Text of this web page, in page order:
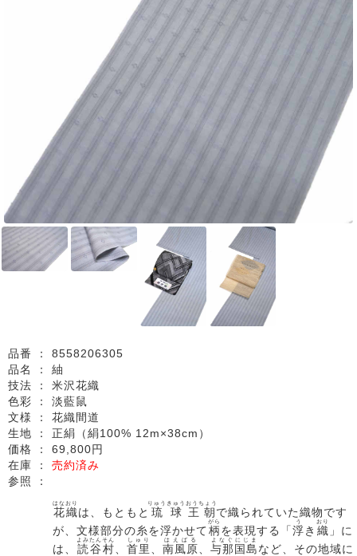
品番 ： 8558206305
品名 ： 紬
技法 ： 米沢花織
色彩 ： 淡藍鼠
文様 ： 花織間道
生地 ： 正絹（絹100% 12m×38cm）
価格 ： 69,800円
在庫 ： 売約済み
参照 ：
花織
はなおり
は、もともと 琉球
りゅうきゅう
王朝
おうちょう
で織られていた織物です
が、文様部分の糸を浮かせて柄
がら
を表現する「浮
う
き 織
おり
」に
は、 読谷村
よみたんそん
首里
しゅり
南風原
はえばる
与那国島
よなぐにじま
など、その地域に